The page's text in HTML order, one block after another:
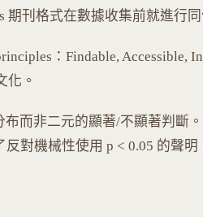
期刊格式在數據收集前就進行同
：Findable, Accessible,
化。
而非二元的顯著/不顯著判斷
反對機械性使用 p < 0.05 的聲明